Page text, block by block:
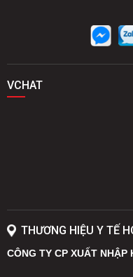
VCHAT
THƯƠNG HIỆU Y TẾ
CÔNG TY CP XUẤT NHẬP